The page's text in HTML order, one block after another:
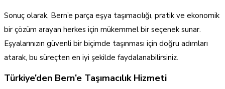
Sonuç olarak, Bern’e parça eşya taşımacılığı, pratik ve ekonomik
bir çözüm arayan herkes için mükemmel bir seçenek sunar.
Eşyalarınızın güvenli bir biçimde taşınması için doğru adımları
atarak, bu süreçten en iyi şekilde faydalanabilirsiniz.
Türkiye’den Bern’e Taşımacılık Hizmeti